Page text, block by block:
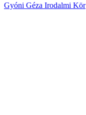
Gyóni Géza Irodalmi Kör